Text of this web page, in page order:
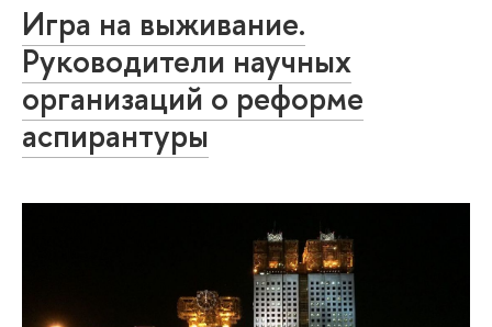
Игра на выживание.
Руководители научных
организаций о реформе
аспирантуры